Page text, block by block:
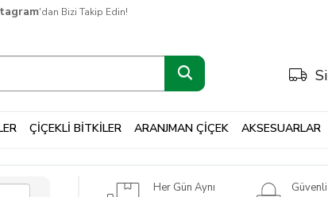
'dan Bizi Takip Edin!
ÇİÇEKLİ BİTKİLER ARANJMAN ÇİÇEK AKSESUARLAR
Her Gün Aynı
Güvenli